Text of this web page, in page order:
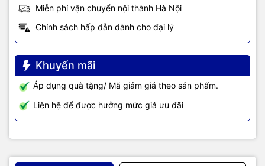
Miễn phí vận chuyển nội thành Hà Nội
Chính sách hấp dẫn dành cho đại lý
Khuyến mãi
Áp dụng quà tặng/ Mã giảm giá theo sản phẩm.
Liên hệ để được hưởng mức giá ưu đãi